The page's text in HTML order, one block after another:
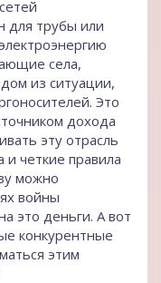
для трубы или
села,
из ситуации,
Это
дохода
эту отрасль
и четкие правила
можно
войны
это деньги. А вот
конкурентные
этим